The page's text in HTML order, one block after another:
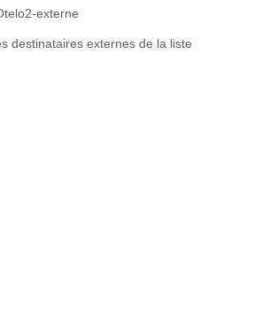
externe
destinataires externes de la liste